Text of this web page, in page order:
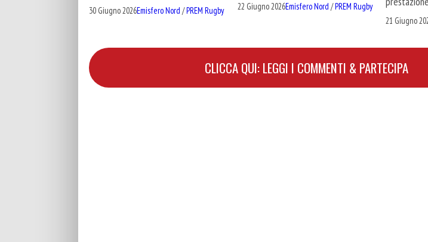
30 Giugno 2026Emisfero Nord /PREM Rugby 22 Giugno 2026Emisfero Nord /PREM Rugby
21 Giugno
CLICCA QUI: LEGGI I COMMENTI & PARTECIPA